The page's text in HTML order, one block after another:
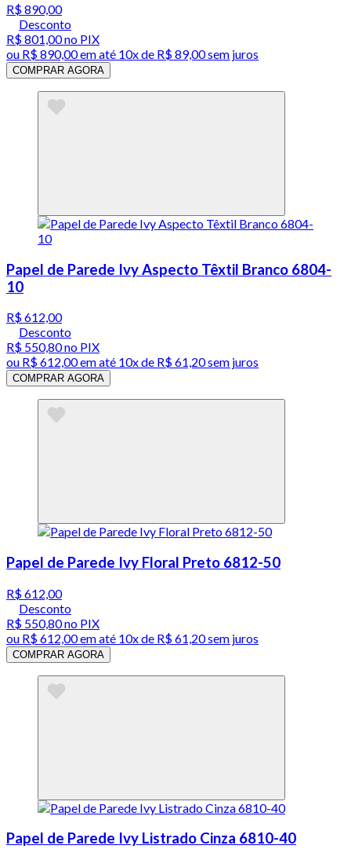
R$ 890,00
Desconto
R$ 801,00no PIX
ou R$ 890,00em até 10x de R$ 89,00 sem juros
COMPRAR AGORA
Papel de Parede Ivy Aspecto Têxtil Branco 6804-
10
R$ 612,00
Desconto
R$ 550,80no PIX
ou R$ 612,00em até 10x de R$ 61,20 sem juros
COMPRAR AGORA
Papel de Parede Ivy Floral Preto 6812-50
R$ 612,00
Desconto
R$ 550,80no PIX
ou R$ 612,00em até 10x de R$ 61,20 sem juros
COMPRAR AGORA
Papel de Parede Ivy Listrado Cinza 6810-40